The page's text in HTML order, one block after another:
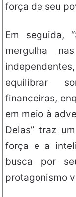
força de seu
Em seguida,
mergulha
equilibrar
financeiras,
em meio à
Delas” traz
força e a
busca por
protagonismo